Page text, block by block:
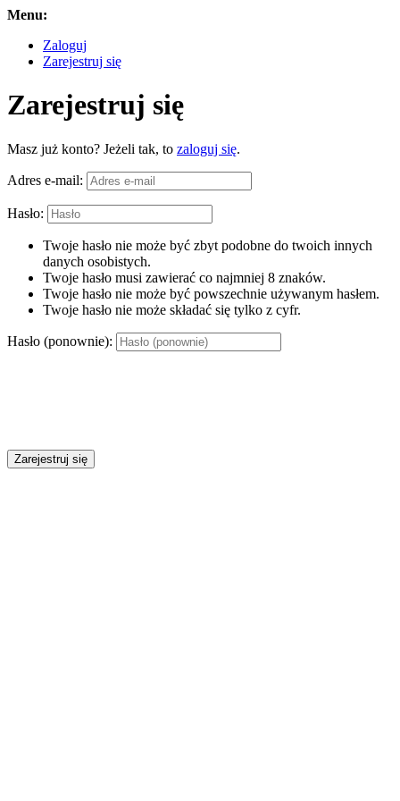
Menu:
Zaloguj
Zarejestruj się
Zarejestruj się
Masz już konto? Jeżeli tak, to zaloguj się.
Adres e-mail:
Hasło:
Twoje hasło nie może być zbyt podobne do twoich innych
danych osobistych.
Twoje hasło musi zawierać co najmniej 8 znaków.
Twoje hasło nie może być powszechnie używanym hasłem.
Twoje hasło nie może składać się tylko z cyfr.
Hasło (ponownie):
Zarejestruj się